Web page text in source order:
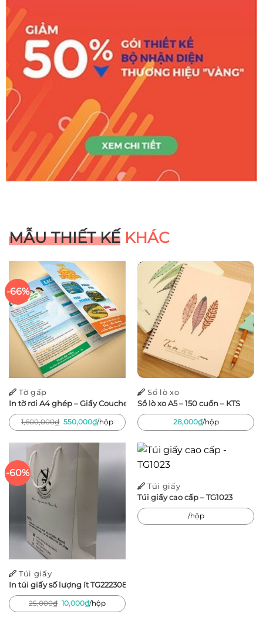
MẪU THIẾT KẾ KHÁC
-66%
Tờ gấp
In tờ rơi A4 ghép – Giấy Couche 150gsm – 500 tờ
1,600,000₫ Giá
gốc
1,600,000₫.
550,000₫Giá
hiện
là:
/hộp
Sổ lò xo
Sổ lò xo A5 – 150 cuốn – KTS
28,000₫/hộp
-60%
Túi giấy
In túi giấy số lượng ít TG222308
25,000₫ Giá
gốc
10,000₫Giá
hiện
/hộp
Túi giấy
Túi giấy cao cấp – TG1023
/hộp